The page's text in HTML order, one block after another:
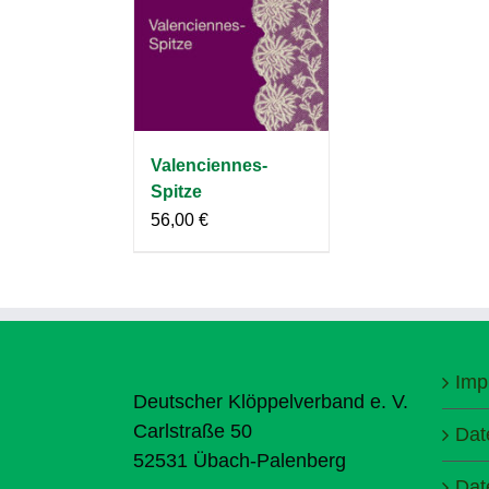
Valenciennes-
Spitze
56,00 €
Deutscher Klöppelverband e. V.
Carlstraße 50
52531 Übach-Palenberg